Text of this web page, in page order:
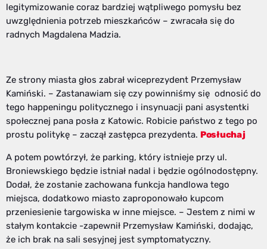
legitymizowanie coraz bardziej wątpliwego pomysłu bez
uwzględnienia potrzeb mieszkańców – zwracała się do
radnych Magdalena Madzia.
Ze strony miasta głos zabrał wiceprezydent Przemysław
Kamiński. – Zastanawiam się czy powinniśmy się odnosić do
tego happeningu politycznego i insynuacji pani asystentki
społecznej pana posła z Katowic. Robicie państwo z tego po
prostu politykę – zaczął zastępca prezydenta. Posłuchaj
A potem powtórzył, że parking, który istnieje przy ul.
Broniewskiego będzie istniał nadal i będzie ogólnodostępny.
Dodał, że zostanie zachowana funkcja handlowa tego
miejsca, dodatkowo miasto zaproponowało kupcom
przeniesienie targowiska w inne miejsce. – Jestem z nimi w
stałym kontakcie -zapewnił Przemysław Kamiński, dodając,
że ich brak na sali sesyjnej jest symptomatyczny.